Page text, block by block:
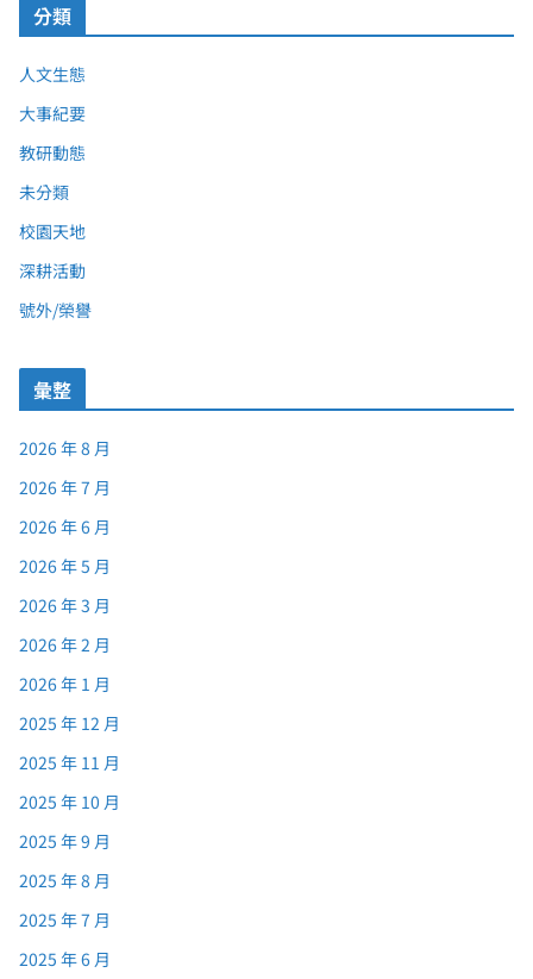
分類
人文生態
大事紀要
教研動態
未分類
校園天地
深耕活動
號外/榮譽
彙整
2026 年 8 月
2026 年 7 月
2026 年 6 月
2026 年 5 月
2026 年 3 月
2026 年 2 月
2026 年 1 月
2025 年 12 月
2025 年 11 月
2025 年 10 月
2025 年 9 月
2025 年 8 月
2025 年 7 月
2025 年 6 月